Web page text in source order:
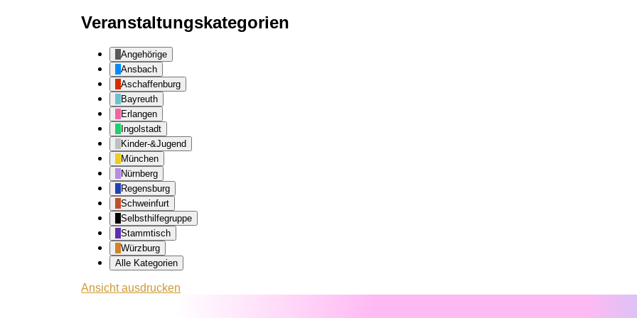
Veranstaltungskategorien
Angehörige
Ansbach
Aschaffenburg
Bayreuth
Erlangen
Ingolstadt
Kinder-&Jugend
München
Nürnberg
Regensburg
Schweinfurt
Selbsthilfegruppe
Stammtisch
Würzburg
Alle Kategorien
Ansichtausdrucken